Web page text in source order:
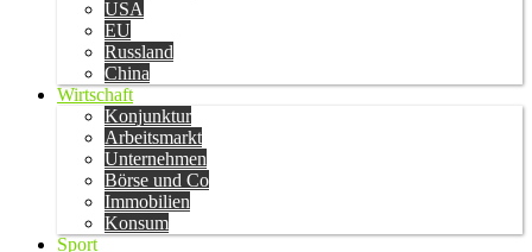
USA
EU
Russland
China
Wirtschaft
Konjunktur
Arbeitsmarkt
Unternehmen
Börse und Co
Immobilien
Konsum
Sport